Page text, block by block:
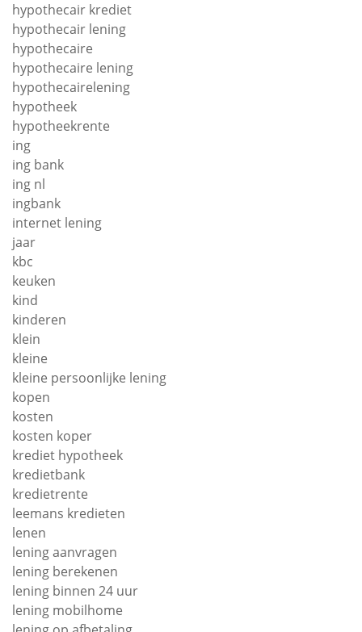
hypothecair krediet
hypothecair lening
hypothecaire
hypothecaire lening
hypothecairelening
hypotheek
hypotheekrente
ing
ing bank
ing nl
ingbank
internet lening
jaar
kbc
keuken
kind
kinderen
klein
kleine
kleine persoonlijke lening
kopen
kosten
kosten koper
krediet hypotheek
kredietbank
kredietrente
leemans kredieten
lenen
lening aanvragen
lening berekenen
lening binnen 24 uur
lening mobilhome